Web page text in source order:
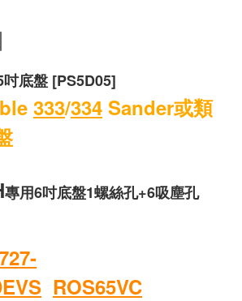
吋底盤 [PS5D05]
333/334 Sander或類
專用6吋底盤1螺絲孔+6吸塵孔
ROS65VC